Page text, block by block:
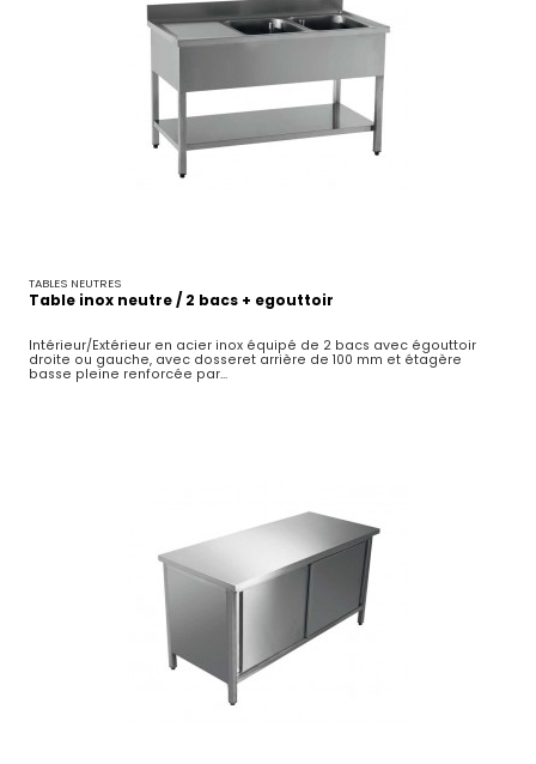
TABLES NEUTRES
Table inox neutre / 2 bacs + egouttoir
Intérieur/Extérieur en acier inox équipé de 2 bacs avec égouttoir
droite ou gauche, avec dosseret arrière de 100 mm et étagère
basse pleine renforcée par...